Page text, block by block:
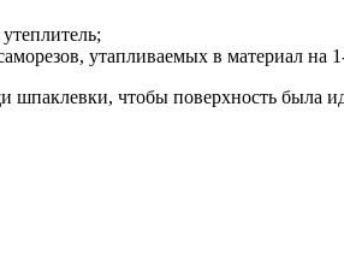
утапливаемых в материал на
чтобы поверхность была